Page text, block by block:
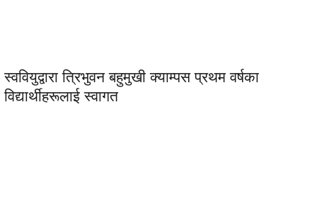
स्ववियुद्वारा त्रिभुवन बहुमुखी क्याम्पस प्रथम वर्षका
विद्यार्थीहरूलाई स्वागत